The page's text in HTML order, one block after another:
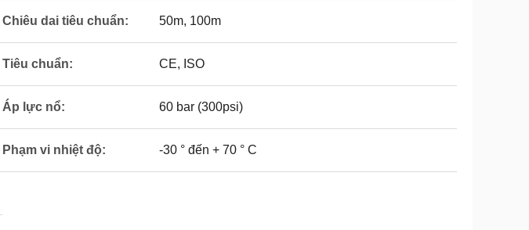
Chiêu dai tiêu chuẩn: 50m, 100m
Tiêu chuẩn: CE, ISO
Áp lực nổ: 60 bar (300psi)
Phạm vi nhiệt độ: -30 ° đến + 70 ° C